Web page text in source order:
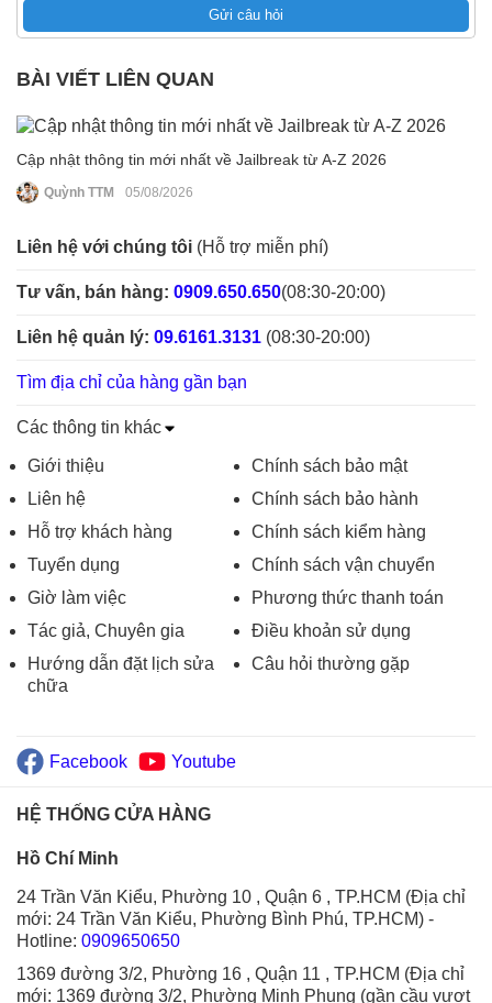
Gửi câu hỏi
BÀI VIẾT LIÊN QUAN
Cập nhật thông tin mới nhất về Jailbreak từ A-Z 2026
Quỳnh TTM 05/08/2026
Liên hệ với chúng tôi (Hỗ trợ miễn phí)
Tư vấn, bán hàng: 0909.650.650(08:30-20:00)
Liên hệ quản lý: 09.6161.3131 (08:30-20:00)
Tìm địa chỉ của hàng gần bạn
Các thông tin khác
Giới thiệu
Liên hệ
Hỗ trợ khách hàng
Tuyển dụng
Giờ làm việc
Tác giả, Chuyên gia
Hướng dẫn đặt lịch sửa
chữa
Chính sách bảo mật
Chính sách bảo hành
Chính sách kiểm hàng
Chính sách vận chuyển
Phương thức thanh toán
Điều khoản sử dụng
Câu hỏi thường gặp
Facebook Youtube
HỆ THỐNG CỬA HÀNG
Hồ Chí Minh
24 Trần Văn Kiểu, Phường 10 , Quận 6 , TP.HCM (Địa chỉ
mới: 24 Trần Văn Kiểu, Phường Bình Phú, TP.HCM) -
Hotline: 0909650650
1369 đường 3/2, Phường 16 , Quận 11 , TP.HCM (Địa chỉ
mới: 1369 đường 3/2, Phường Minh Phụng (gần cầu vượt